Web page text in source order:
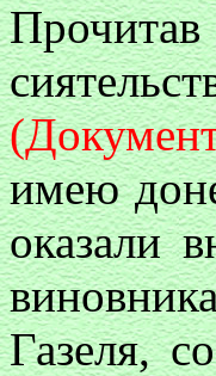
имею
оказали
Газеля,